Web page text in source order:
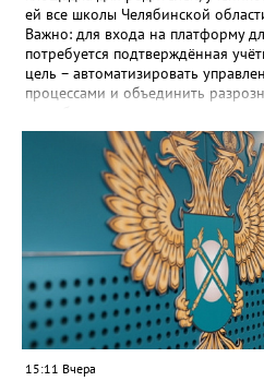
дикий друг. Возвращение домой»
дедушке-2» (6+), «Старый орёл»
здесь ВКОНТАКТЕ https://vk.com/
ей все школы Челябинской
Важно: для входа на платформу
потребуется подтверждённая
цель – автоматизировать
процессами и объединить
региональном министерстве
“Моя школа” объединит все
безопасную государственную
переход пройдёт максимально
Привычные функции - оценки,
связь с учителями, знакомые
«Госуслуги Моя школа», не просто
собраны в одном месте,
этом случае переход на ТОР
15:11 Вчера